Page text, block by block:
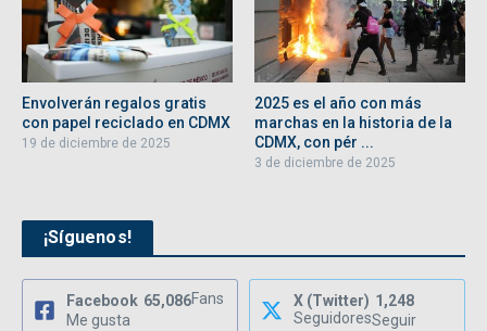
Envolverán regalos gratis
con papel reciclado en CDMX
19 de diciembre de 2025
2025 es el año con más
marchas en la historia de la
CDMX, con pér ...
3 de diciembre de 2025
¡Síguenos!
Facebook 65,086Fans
Me gusta
X (Twitter) 1,248
SeguidoresSeguir